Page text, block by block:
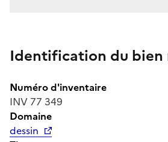
Identification du bien
Numéro d'inventaire
INV 77 349
Domaine
dessin